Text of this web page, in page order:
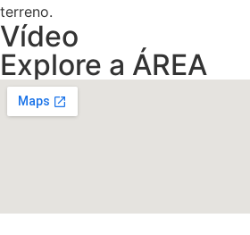
terreno.
Vídeo
Explore a ÁREA